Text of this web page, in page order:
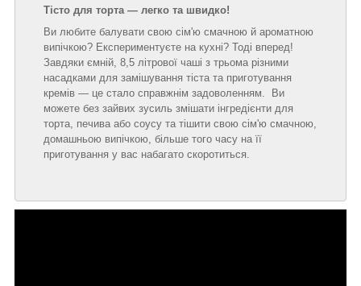
Тісто для торта — легко та швидко!
Ви любите балувати свою сім'ю смачною й ароматною
випічкою? Експериментуєте на кухні? Тоді вперед!
Завдяки ємній, 8,5 літрової чаші з трьома різними
насадками для замішування тіста та приготування
кремів — це стало справжнім задоволенням. Ви
можете без зайвих зусиль змішати інгредієнти для
торта, печива або соусу та тішити свою сім'ю смачною,
домашньою випічкою, більше того часу на її
приготування у вас набагато скоротиться.